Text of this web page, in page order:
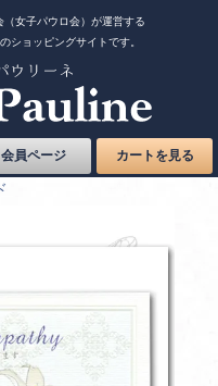
女子パウロ会）が運営する
ショッピングサイトです。
会員ページ カートを見る